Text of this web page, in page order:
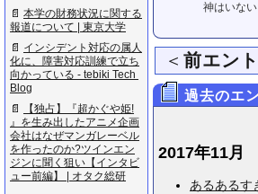
神はいない
＜ 前エン
過去のエ
2017年11月
あるあるす
📄 本​学​の​財​務​状​況​に​関​す​る​
報​道​に​つ​い​て​ ​|​ ​東​京​大​学
📄 イ​ン​シ​デ​ン​ト​対​応​の​属​人​
化​に​、​障​害​対​応​訓​練​で​立​ち​
向​か​っ​て​い​る​ ​-​ ​t​e​b​i​k​i​ ​T​e​c​h​ ​
B​l​o​g
📄
【​独​占​】​『​超​か​ぐ​や​姫​!​
』​を​生​み​出​し​た​ア​ニ​メ​企​画​
会​社​は​な​ぜ​マ​ン​ガ​レ​ー​ベ​ル​
を​作​っ​た​の​か​?​ツ​イ​ン​エ​ン​
ジ​ン​に​聞​く​狙​い​【​イ​ン​タ​ビ​
ュ​ー​前​編​】​ ​|​ ​オ​タ​ク​総​研